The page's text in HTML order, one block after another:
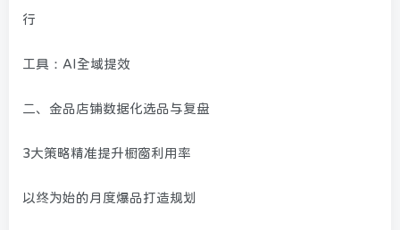
行
工具：AI全域提效
二、金品店铺数据化选品与复盘
3大策略精准提升橱窗利用率
以终为始的月度爆品打造规划